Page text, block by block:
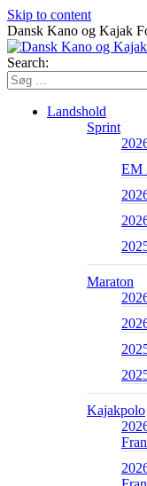
Skip to content
Dansk Kano og Kajak
Search:
Landshold
Sprint
EM
Maraton
Kajakpolo